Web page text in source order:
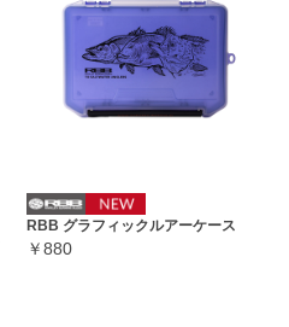
RBB グラフィックルアーケース
￥880